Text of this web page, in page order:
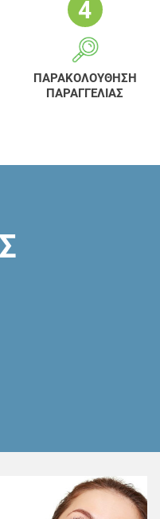
ΠΑΡΑΚΟΛΟΥΘΗΣΗ
ΠΑΡΑΓΓΕΛΙΑΣ